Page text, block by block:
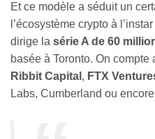
Et ce modèle a séduit un
l’écosystème crypto à
dirige la série A de 60
basée à Toronto. On
Ribbit Capital , FTX
Labs, Cumberland ou